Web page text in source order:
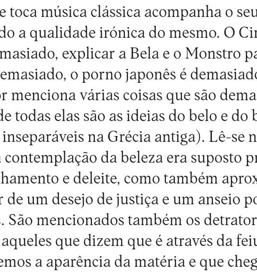
toca música clássica acompanha o
a qualidade irónica do mesmo. O
explicar a Bela e o Monstro
o porno japonês é
menciona várias coisas que são
todas elas são as ideias do belo e do
na Grécia antiga). Lê-se
contemplação da beleza era suposto
e deleite, como também
de um desejo de justiça e um anseio
São mencionados também os
que dizem que é através da
a aparência da matéria e que